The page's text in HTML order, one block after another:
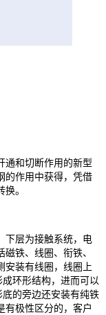
和切断作用的新型
的作用中获得，凭借
。
层为接触系统，电
铁、线圈、衔铁、
安装有线圈，线圈上
环形结构，进而可以
的旁边还安装有纯铁
有极性区分的，客户